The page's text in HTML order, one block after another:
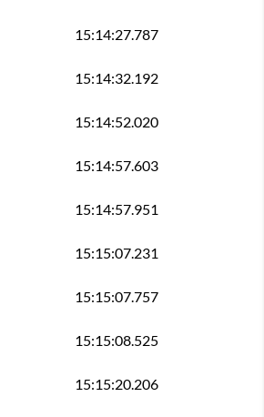
15:14:27.787
15:14:32.192
15:14:52.020
15:14:57.603
15:14:57.951
15:15:07.231
15:15:07.757
15:15:08.525
15:15:20.206